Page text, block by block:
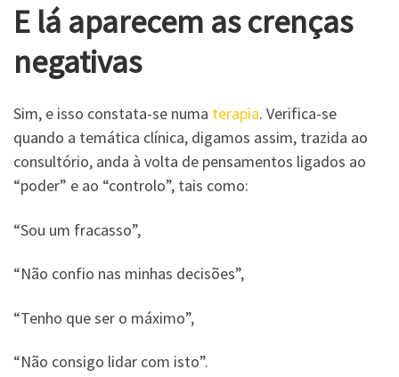
E lá aparecem as crenças
negativas
Sim, e isso constata-se numa terapia. Verifica-se
quando a temática clínica, digamos assim, trazida ao
consultório, anda à volta de pensamentos ligados ao
“poder” e ao “controlo”, tais como:
“Sou um fracasso”,
“Não confio nas minhas decisões”,
“Tenho que ser o máximo”,
“Não consigo lidar com isto”.